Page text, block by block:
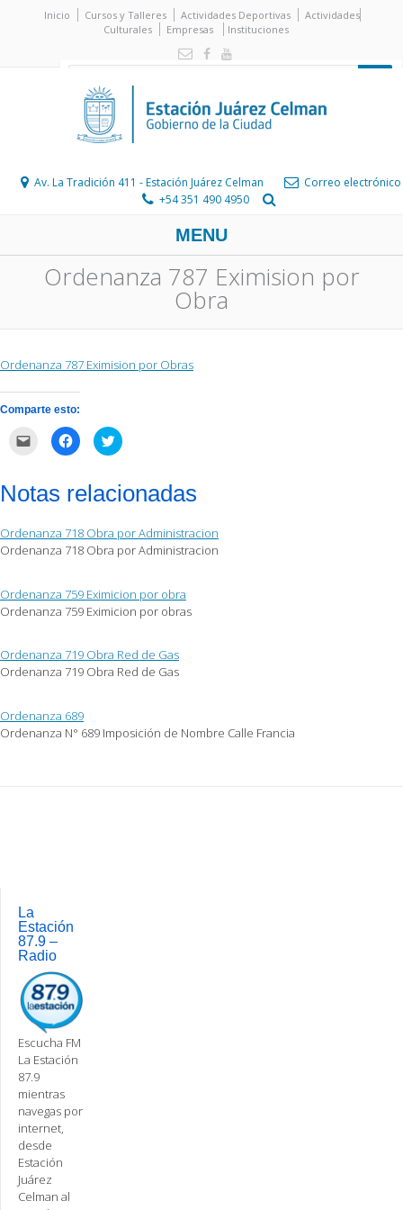
Inicio Cursos y Talleres Actividades Deportivas
Actividades
Culturales
Empresas Instituciones
Av. La Tradición 411 - Estación Juárez Celman
Correo electrónico
+54 351 490 4950
MENU
Ordenanza 787 Eximision por
Obra
Ordenanza 787 Eximision por Obras
Comparte esto:
correo
electrónico
amigo
(Se
abre
ventana
nueva)
Haz
clic
Facebook
(Se
una
ventana
nueva)
Haz
clic
en
Twitter
(Se
una
ventana
nueva)
Notas relacionadas
Ordenanza 718 Obra por Administracion
Ordenanza 718 Obra por Administracion
Ordenanza 759 Eximicion por obra
Ordenanza 759 Eximicion por obras
Ordenanza 719 Obra Red de Gas
Ordenanza 719 Obra Red de Gas
Ordenanza 689
Ordenanza N° 689 Imposición de Nombre Calle Francia
La
Estación
87.9 –
Radio
Escucha FM
La Estación
87.9
mientras
navegas por
internet,
desde
Estación
Juárez
Celman al